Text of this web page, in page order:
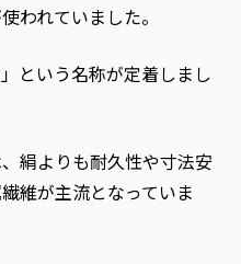
われていました。
という名称が定着しまし
絹よりも耐久性や寸法安
維が主流となっていま